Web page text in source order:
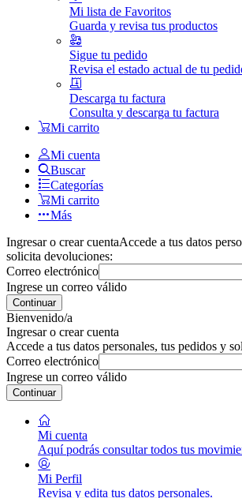
Mi lista de Favoritos
Guarda y revisa tus productos
Sigue tu pedido
Revisa el estado actual de tu
Descarga tu factura
Consulta y descarga tu factura
Mi carrito
Mi cuenta
Buscar
Categorías
Mi carrito
Más
Ingresar o crear cuentaAccede a tus datos
solicita devoluciones:
Correo electrónico
Ingrese un correo válido
Continuar
Bienvenido/a
Ingresar o crear cuenta
Accede a tus datos personales, tus pedidos y
Correo electrónico
Ingrese un correo válido
Continuar
Mi cuenta
Aquí podrás consultar todos tus
Mi Perfil
Revisa y edita tus datos personales.